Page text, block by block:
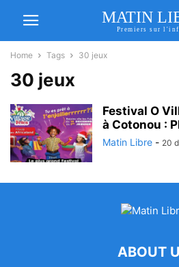
MATIN
Premiers sur
Home Tags 30 jeux
30 jeux
Festival O
à Cotonou :
Matin Libre - 20
ABOUT